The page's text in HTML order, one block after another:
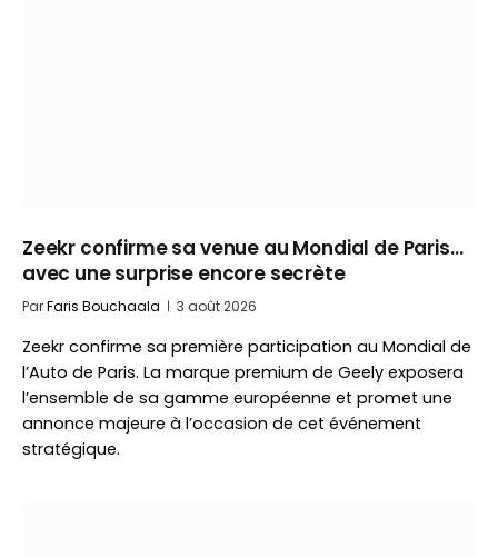
Zeekr confirme sa venue au Mondial de Paris…
avec une surprise encore secrète
ParFaris Bouchaala 3 août 2026
Zeekr confirme sa première participation au Mondial de
l’Auto de Paris. La marque premium de Geely exposera
l’ensemble de sa gamme européenne et promet une
annonce majeure à l’occasion de cet événement
stratégique.